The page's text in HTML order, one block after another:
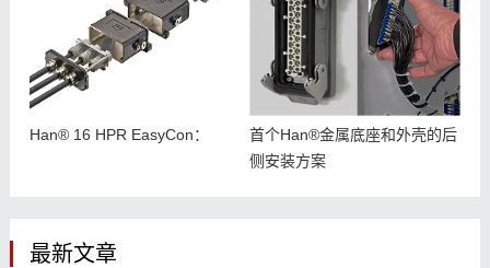
Han® 16 HPR EasyCon：
首个Han®金属底座和外壳的后
侧安装方案
最新文章